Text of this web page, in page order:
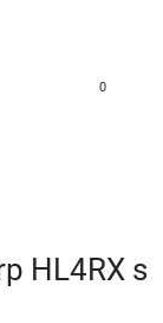
0
HL4RX s